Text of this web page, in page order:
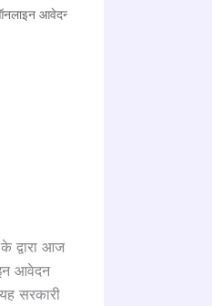
आवेदन शुरू!
द्वारा आज
आवेदन
सरकारी